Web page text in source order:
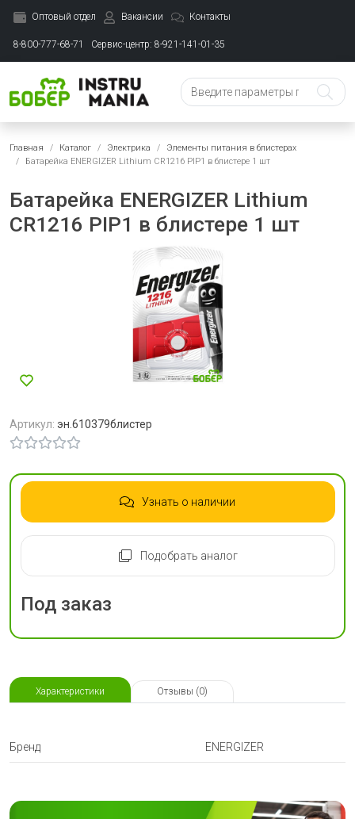
Оптовый отдел Вакансии Контакты
8-800-777-68-71 Сервис-центр: 8-921-141-01-35
Главная Каталог Электрика
Элементы питания в блистерах
Батарейка ENERGIZER Lithium CR1216 PIP1 в блистере 1 шт
Батарейка ENERGIZER Lithium
CR1216 PIP1 в блистере 1 шт
Артикул: эн.610379блистер
Узнать о наличии
Подобрать аналог
Под заказ
Характеристики Отзывы (0)
Бренд ENERGIZER